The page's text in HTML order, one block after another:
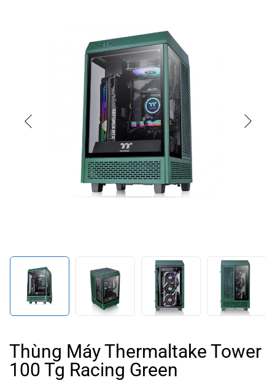
Thùng Máy Thermaltake Tower
100 Tg Racing Green